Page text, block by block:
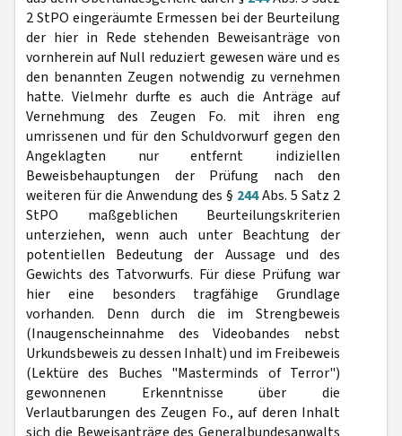
2 StPO eingeräumte Ermessen bei der Beurteilung
der hier in Rede stehenden Beweisanträge von
vornherein auf Null reduziert gewesen wäre und es
den benannten Zeugen notwendig zu vernehmen
hatte. Vielmehr durfte es auch die Anträge auf
Vernehmung des Zeugen Fo. mit ihren eng
umrissenen und für den Schuldvorwurf gegen den
Angeklagten nur entfernt indiziellen
Beweisbehauptungen der Prüfung nach den
weiteren für die Anwendung des § 244Abs. 5 Satz 2
StPO maßgeblichen Beurteilungskriterien
unterziehen, wenn auch unter Beachtung der
potentiellen Bedeutung der Aussage und des
Gewichts des Tatvorwurfs. Für diese Prüfung war
hier eine besonders tragfähige Grundlage
vorhanden. Denn durch die im Strengbeweis
(Inaugenscheinnahme des Videobandes nebst
Urkundsbeweis zu dessen Inhalt) und im Freibeweis
(Lektüre des Buches "Masterminds of Terror")
gewonnenen Erkenntnisse über die
Verlautbarungen des Zeugen Fo., auf deren Inhalt